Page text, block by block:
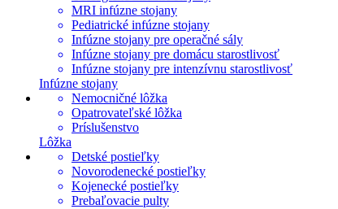
MRI infúzne stojany
Pediatrické infúzne stojany
Infúzne stojany pre operačné sály
Infúzne stojany pre domácu starostlivosť
Infúzne stojany pre intenzívnu starostlivosť
Infúzne stojany
Nemocničné lôžka
Opatrovateľské lôžka
Príslušenstvo
Lôžka
Detské postieľky
Novorodenecké postieľky
Kojenecké postieľky
Prebaľovacie pulty